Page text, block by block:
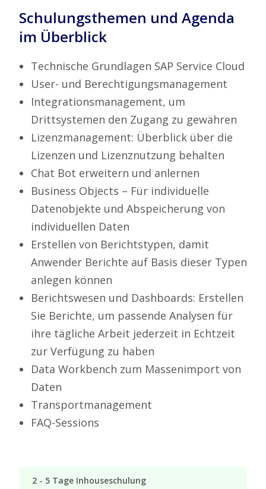
Schulungsthemen und Agenda
im Überblick
Technische Grundlagen SAP Service Cloud
User- und Berechtigungsmanagement
Integrationsmanagement, um
Drittsystemen den Zugang zu gewähren
Lizenzmanagement: Überblick über die
Lizenzen und Lizenznutzung behalten
Chat Bot erweitern und anlernen
Business Objects – Für individuelle
Datenobjekte und Abspeicherung von
individuellen Daten
Erstellen von Berichtstypen, damit
Anwender Berichte auf Basis dieser Typen
anlegen können
Berichtswesen und Dashboards: Erstellen
Sie Berichte, um passende Analysen für
ihre tägliche Arbeit jederzeit in Echtzeit
zur Verfügung zu haben
Data Workbench zum Massenimport von
Daten
Transportmanagement
FAQ-Sessions
2 - 5 Tage Inhouseschulung